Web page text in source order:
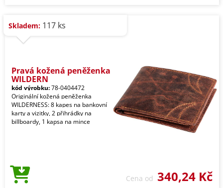
Skladem: 117 ks
Pravá kožená peněženka
WILDERN
kód výrobku:78-0404472
Originální kožená peněženka
WILDERNESS: 8 kapes na bankovní
karty a vizitky, 2 přihrádky na
billboardy, 1 kapsa na mince
Cena od 340,24 Kč